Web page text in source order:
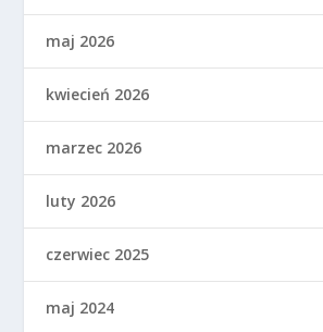
maj 2026
kwiecień 2026
marzec 2026
luty 2026
czerwiec 2025
maj 2024